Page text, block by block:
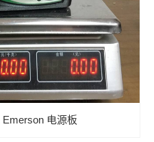
Emerson 电源板